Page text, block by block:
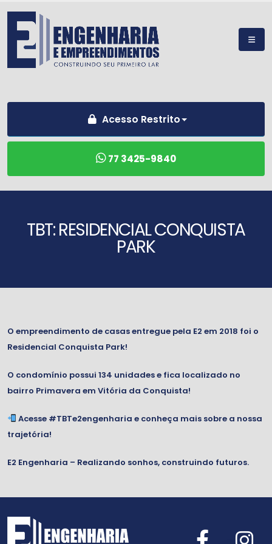
Acesso Restrito
77 3425-9840
TBT: RESIDENCIAL CONQUISTA
PARK
O empreendimento de casas entregue pela E2 em 2018 foi o
Residencial Conquista Park!
O condomínio possui 134 unidades e fica localizado no
bairro Primavera em Vitória da Conquista!
Acesse #TBTe2engenharia e conheça mais sobre a nossa
trajetória!
E2 Engenharia – Realizando sonhos, construindo futuros.